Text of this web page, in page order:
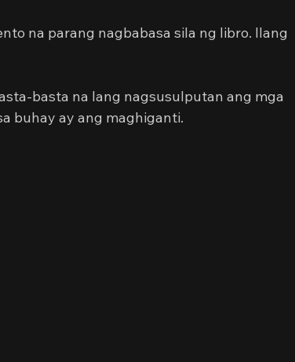
na parang nagbabasa sila ng libro. Ilang
basta na lang nagsusulputan ang mga
buhay ay ang maghiganti.